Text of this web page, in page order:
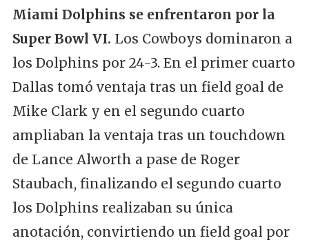
Miami Dolphins se enfrentaron por la
Super Bowl VI. Los Cowboys dominaron a
los Dolphins por 24-3. En el primer cuarto
Dallas tomó ventaja tras un field goal de
Mike Clark y en el segundo cuarto
ampliaban la ventaja tras un touchdown
de Lance Alworth a pase de Roger
Staubach, finalizando el segundo cuarto
los Dolphins realizaban su única
anotación, convirtiendo un field goal por